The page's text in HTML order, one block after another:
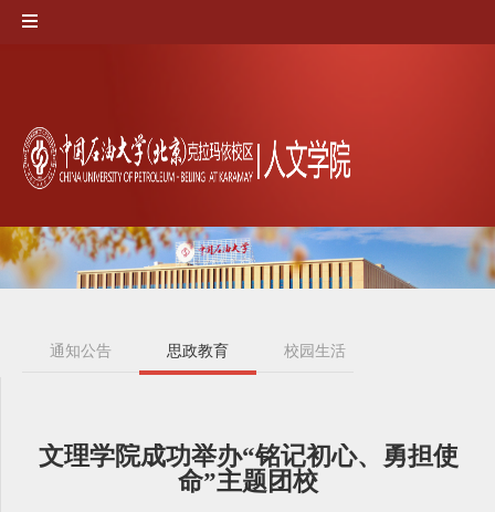
通知公告 思政教育 校园生活
文理学院成功举办“铭记初心、勇担使
命”主题团校